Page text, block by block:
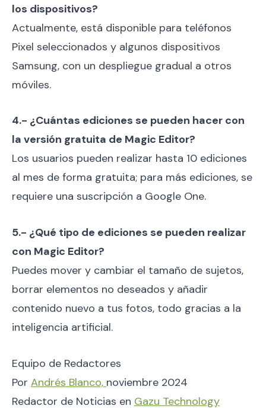
los dispositivos?
Actualmente, está disponible para teléfonos
Pixel seleccionados y algunos dispositivos
Samsung, con un despliegue gradual a otros
móviles.
4.- ¿Cuántas ediciones se pueden hacer con
la versión gratuita de Magic Editor?
Los usuarios pueden realizar hasta 10 ediciones
al mes de forma gratuita; para más ediciones, se
requiere una suscripción a Google One.
5.- ¿Qué tipo de ediciones se pueden realizar
con Magic Editor?
Puedes mover y cambiar el tamaño de sujetos,
borrar elementos no deseados y añadir
contenido nuevo a tus fotos, todo gracias a la
inteligencia artificial.
Equipo de Redactores
Por Andrés Blanco, noviembre 2024
Redactor de Noticias en Gazu Technology